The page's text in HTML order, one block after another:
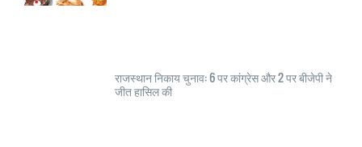
राजस्थान निकाय चुनाव: 6 पर कांग्रेस और 2 पर बीजेपी ने
जीत हासिल की